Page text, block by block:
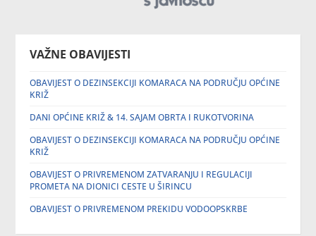
VAŽNE OBAVIJESTI
OBAVIJEST O DEZINSEKCIJI KOMARACA NA PODRUČJU OPĆINE
KRIŽ
DANI OPĆINE KRIŽ & 14. SAJAM OBRTA I RUKOTVORINA
OBAVIJEST O DEZINSEKCIJI KOMARACA NA PODRUČJU OPĆINE
KRIŽ
OBAVIJEST O PRIVREMENOM ZATVARANJU I REGULACIJI
PROMETA NA DIONICI CESTE U ŠIRINCU
OBAVIJEST O PRIVREMENOM PREKIDU VODOOPSKRBE